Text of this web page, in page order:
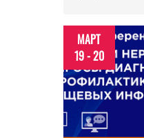
МАРТ
19 - 20